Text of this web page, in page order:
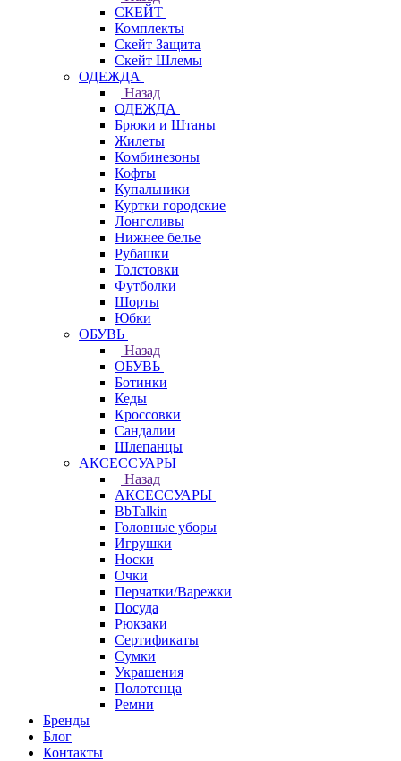
СКЕЙТ
Комплекты
Скейт Защита
Скейт Шлемы
ОДЕЖДА
Назад
ОДЕЖДА
Брюки и Штаны
Жилеты
Комбинезоны
Кофты
Купальники
Куртки городские
Лонгсливы
Нижнее белье
Рубашки
Толстовки
Футболки
Шорты
Юбки
ОБУВЬ
Назад
ОБУВЬ
Ботинки
Кеды
Кроссовки
Сандалии
Шлепанцы
АКСЕССУАРЫ
Назад
АКСЕССУАРЫ
BbTalkin
Головные уборы
Игрушки
Носки
Очки
Перчатки/Варежки
Посуда
Рюкзаки
Сертификаты
Сумки
Украшения
Полотенца
Ремни
Бренды
Блог
Контакты